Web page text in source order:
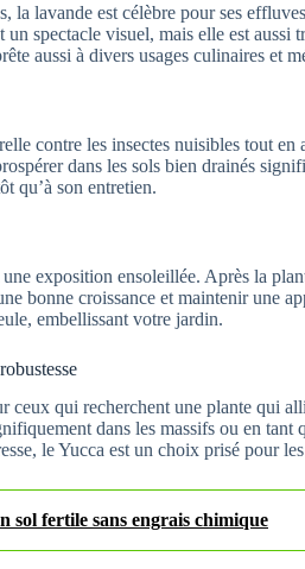
la lavande est célèbre pour ses
spectacle visuel, mais elle est aussi
aussi à divers usages culinaires et
contre les insectes nuisibles tout en
dans les sols bien drainés
qu’à son entretien.
exposition ensoleillée. Après la
bonne croissance et maintenir une
embellissant votre jardin.
ceux qui recherchent une plante qui
dans les massifs ou en tant
le Yucca est un choix prisé pour
sol fertile sans engrais chimique